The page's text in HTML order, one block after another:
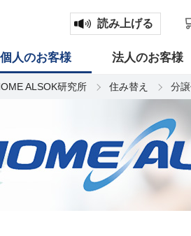
読み上げる
個人のお客様 法人のお客様
ALSOK研究所 住み替え 分